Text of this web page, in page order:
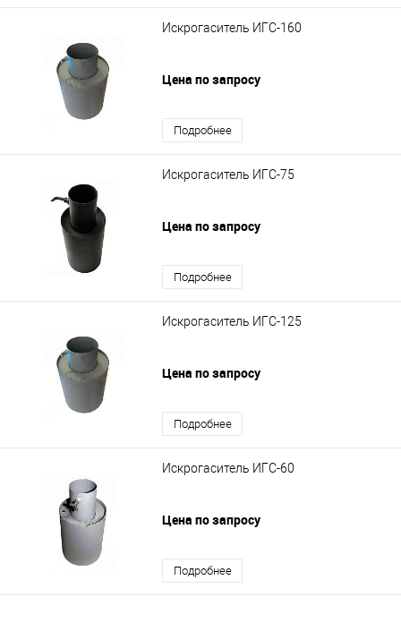
Искрогаситель ИГС-160
Цена по запросу
Подробнее
Искрогаситель ИГС-75
Цена по запросу
Подробнее
Искрогаситель ИГС-125
Цена по запросу
Подробнее
Искрогаситель ИГС-60
Цена по запросу
Подробнее